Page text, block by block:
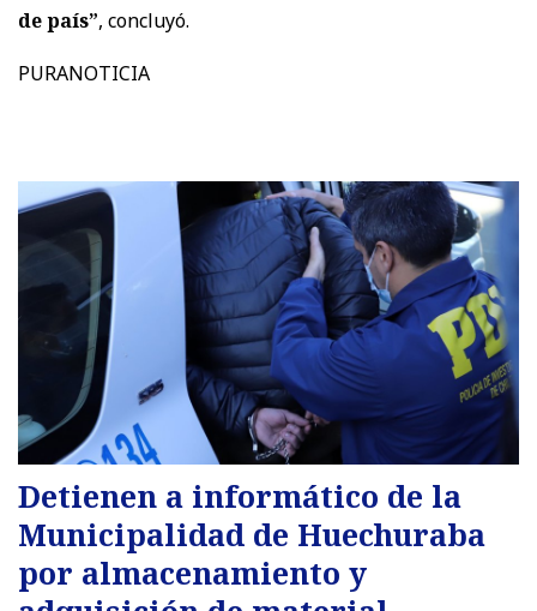
de país”, concluyó.
PURANOTICIA
Detienen a informático de la
Municipalidad de Huechuraba
por almacenamiento y